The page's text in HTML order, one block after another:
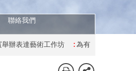
聯絡我們
作坊 :為有特殊學習需要的學生舉辦復